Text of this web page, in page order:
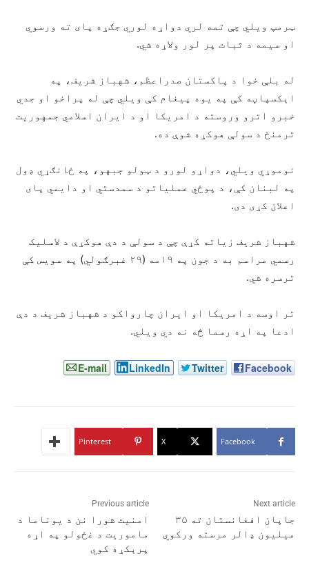
ټرمپ ویلي چې تمه لري دواړه لوري جګړه پای ته ورسوي
او سیمه د ثبات پر لور ولاړه شي.
له بلې خوا د پاکستان صدراعظم، شهباز شریف، په
اېکسپاڼه کې په یوه پیغام کې ویلي چې له پراخو او جدي
خبرو اترو وروسته د امریکا او د ایران اسلامي جمهوریت
ترمنځ د سولې هوکړه شوې ده.
نوموړي ویلي، دواړو لورو د ټولو جبهو، په ځانګړي ډول
په لبنان کې، د پوځي عملیاتو د سمدستي او دایمي پای
اعلان کړی دی.
شهباز شریف زیاته کړې چې د سولې د دې هوکړې د لاسلیک
رسمي مراسم به د جون په ۱۹مه (۲۹ غبرګولي) په سویس کې
ترسره شي.
تر اوسه د امریکا او ایران چارواکو د شهباز شریف د دې
ادعا په اړه رسما څه نه دي ویلي.
Facebook
Twitter
LinkedIn
E-mail
Facebook
X
Pinterest
Previous article
امنیت شورا نن د یوناما د
ماموریت د غځولو په اړه
پرېکړه کوي
Next article
جاپان افغانستان ته ۳۵
میلیون ډالر مرسته ورکوي